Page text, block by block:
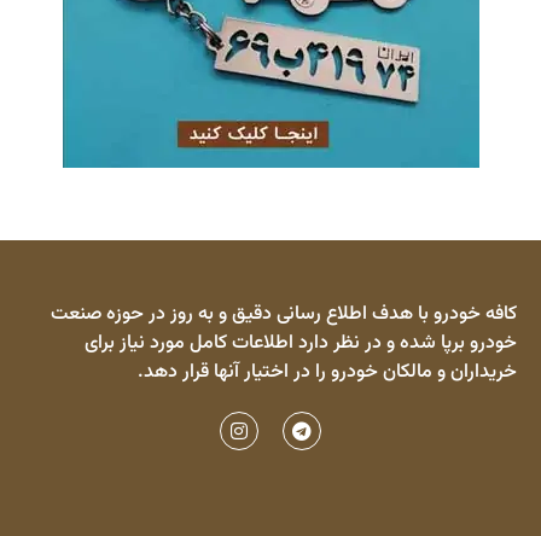
کافه خودرو با هدف اطلاع رسانی دقیق و به روز در حوزه صنعت
خودرو برپا شده و در نظر دارد اطلاعات کامل مورد نیاز برای
خریداران و مالکان خودرو را در اختیار آنها قرار دهد.